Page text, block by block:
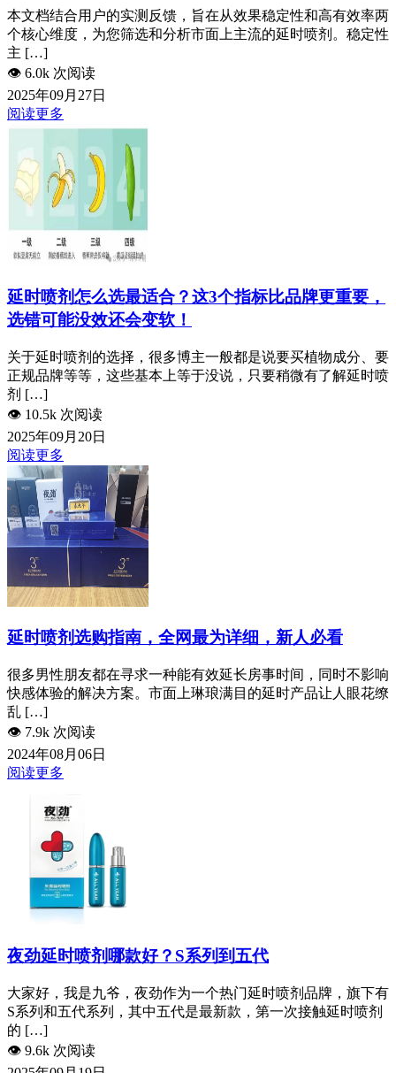
本文档结合用户的实测反馈，旨在从效果稳定性和高有效率两
个核心维度，为您筛选和分析市面上主流的延时喷剂。稳定性
主 […]
👁️ 6.0k 次阅读
2025年09月27日
阅读更多
延时喷剂怎么选最适合？这3个指标比品牌更重要，
选错可能没效还会变软！
关于延时喷剂的选择，很多博主一般都是说要买植物成分、要
正规品牌等等，这些基本上等于没说，只要稍微有了解延时喷
剂 […]
👁️ 10.5k 次阅读
2025年09月20日
阅读更多
延时喷剂选购指南，全网最为详细，新人必看
很多男性朋友都在寻求一种能有效延长房事时间，同时不影响
快感体验的解决方案。市面上琳琅满目的延时产品让人眼花缭
乱 […]
👁️ 7.9k 次阅读
2024年08月06日
阅读更多
夜劲延时喷剂哪款好？S系列到五代
大家好，我是九爷，夜劲作为一个热门延时喷剂品牌，旗下有
S系列和五代系列，其中五代是最新款，第一次接触延时喷剂
的 […]
👁️ 9.6k 次阅读